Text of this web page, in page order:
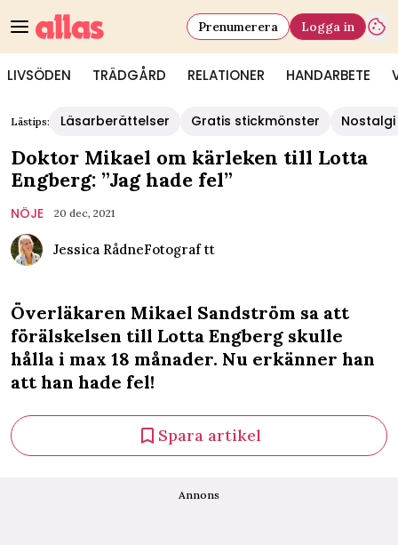
LIVSÖDEN TRÄDGÅRD RELATIONER HANDARBETE
Prenumerera Logga in
Lästips: Läsarberättelser Gratis stickmönster Nostalgi
Doktor Mikael om kärleken till Lotta
Engberg: ”Jag hade fel”
NÖJE 20 dec, 2021
Jessica RådneFotograf tt
Överläkaren Mikael Sandström sa att
förälskelsen till Lotta Engberg skulle
hålla i max 18 månader. Nu erkänner han
att han hade fel!
Spara artikel
Annons